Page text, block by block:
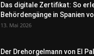
Das digitale Zertifikat: So
Behördengänge in Spanien
13. Mai 2026
Der Drehorgelmann von El